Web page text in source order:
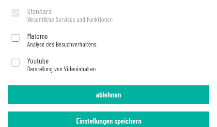
Would you like to stay up to date on all Becker things?
Subscribe now
Imprint Privacy Policy
Standard
Wesentliche Services und Funktionen
Matomo
Analyse des Besuchverhaltens
Youtube
Darstellung von Videoinhalten
Einstellungen speichern
ablehnen